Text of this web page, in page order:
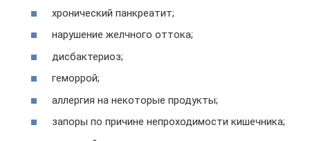
хронический панкреатит;
нарушение желчного оттока;
дисбактериоз;
геморрой;
аллергия на некоторые продукты;
запоры по причине непроходимости кишечника;